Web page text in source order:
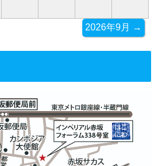
2026年9月 →